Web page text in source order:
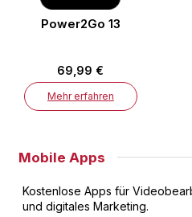
Power2Go 13
69,99 €
Mehr erfahren
Mobile Apps
Kostenlose Apps für
und digitales Marketing.